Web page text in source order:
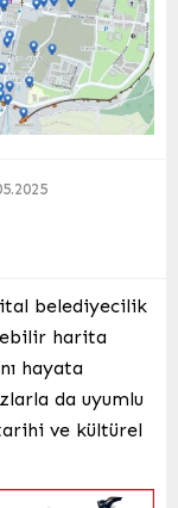
belediyecilik
harita
hayata
da uyumlu
ve kültürel